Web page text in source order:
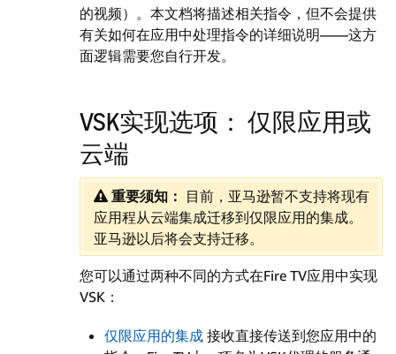
的视频）。本文档将描述相关指令，但不会提供
有关如何在应用中处理指令的详细说明——这方
面逻辑需要您自行开发。
VSK实现选项： 仅限应用或
云端
重要须知： 目前，亚马逊暂不支持将现有
应用程从云端集成迁移到仅限应用的集成。
亚马逊以后将会支持迁移。
您可以通过两种不同的方式在Fire TV应用中实现
VSK：
仅限应用的集成 接收直接传送到您应用中的